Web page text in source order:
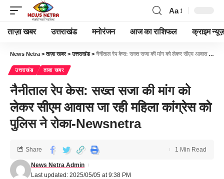
Aa
ताज़ा खबर उत्तराखंड मनोरंजन आज का राशिफल क्राइम न्यूज़
News Netra >ताज़ा खबर>उत्तराखंड> नैनीताल रेप केस: सख्त सजा की मांग को लेकर सीएम आवास जा रही महिला कांग्रेस को पुलिस ने रोका-Newsnetra
उत्तराखंड ताज़ा खबर
नैनीताल रेप केस: सख्त सजा की मांग को
लेकर सीएम आवास जा रही महिला कांग्रेस को
पुलिस ने रोका-Newsnetra
Last updated: 2025/05/05 at 9:38 PM
News Netra Admin
Share 1 Min Read